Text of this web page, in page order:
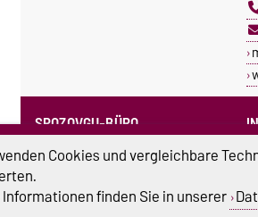
SPOZOVGU-BÜRO
Sprechzeiten
Cookies und vergleichbare
finden Sie in unserer